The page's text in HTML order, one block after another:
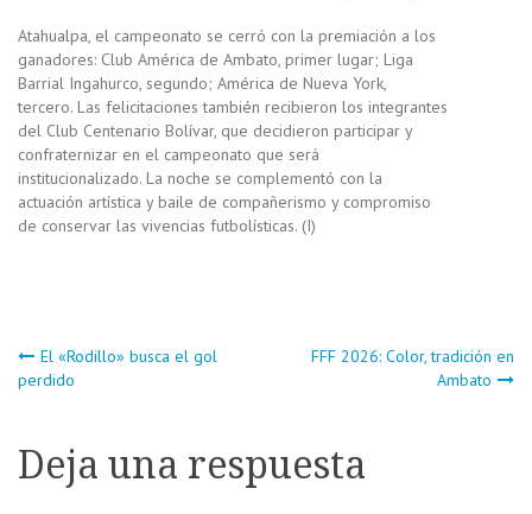
Atahualpa, el campeonato se cerró con la premiación a los
ganadores: Club América de Ambato, primer lugar; Liga
Barrial Ingahurco, segundo; América de Nueva York,
tercero. Las felicitaciones también recibieron los integrantes
del Club Centenario Bolívar, que decidieron participar y
confraternizar en el campeonato que será
institucionalizado. La noche se complementó con la
actuación artística y baile de compañerismo y compromiso
de conservar las vivencias futbolísticas. (I)
Navegación
entradas
El «Rodillo» busca el gol
perdido
FFF 2026: Color, tradición en
Ambato
Deja una respuesta